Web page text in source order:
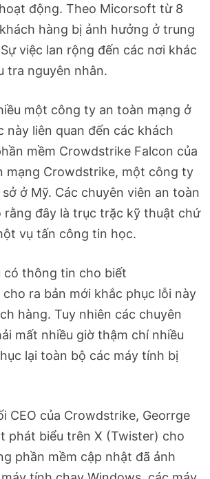
động. Theo Micorsoft từ 8
hàng bị ảnh hưởng ở trung
việc lan rộng đến các nơi khác
tra nguyên nhân.
một công ty an toàn mạng ở
này liên quan đến các khách
mềm Crowdstrike Falcon của
mạng Crowdstrike, một công ty
ở Mỹ. Các chuyên viên an toàn
rằng đây là trục trặc kỹ thuật chứ
vụ tấn công tin học.
có thông tin cho biết
ra bản mới khắc phục lỗi này
hàng. Tuy nhiên các chuyên
mất nhiều giờ thậm chí nhiều
lại toàn bộ các máy tính bị
CEO của Crowdstrike, Georrge
phát biểu trên X (Twister) cho
phần mềm cập nhật đã ảnh